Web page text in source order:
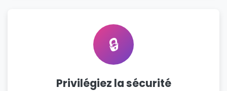
🔒
Privilégiez la sécurité